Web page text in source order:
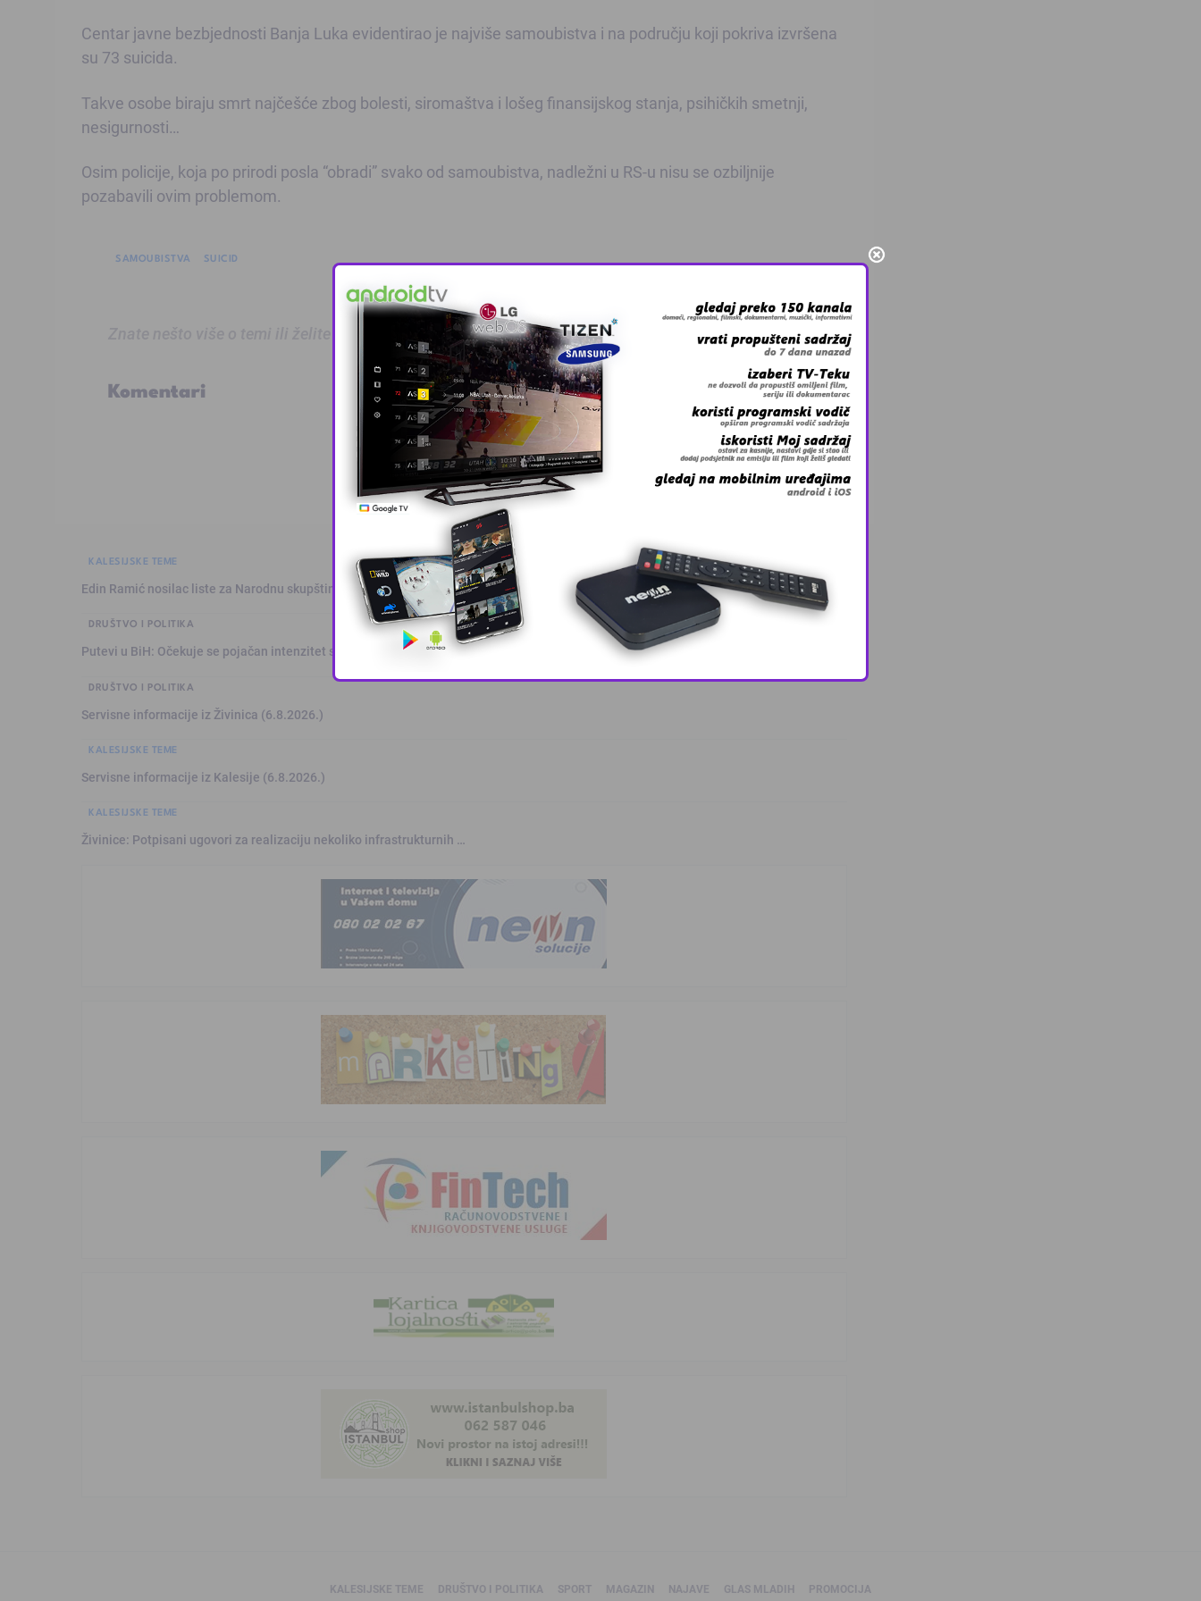
Centar javne bezbjednosti Banja Luka evidentirao je najviše samoubistva i na području koji pokriva izvršena
su 73 suicida.
Takve osobe biraju smrt najčešće zbog bolesti, siromaštva i lošeg finansijskog stanja, psihičkih smetnji,
nesigurnosti…
Osim policije, koja po prirodi posla “obradi” svako od samoubistva, nadležni u RS-u nisu se ozbiljnije
pozabavili ovim problemom.
SAMOUBISTVA SUICID
Znate nešto više o temi ili želite prijaviti grešku u tekstu?
Komentari
KALESIJSKE TEME
Edin Ramić nosilac liste za Narodnu skupštinu RS-a, Ramiz Salkić id …
DRUŠTVO I POLITIKA
Putevi u BiH: Očekuje se pojačan intenzitet saobraćaja
DRUŠTVO I POLITIKA
Servisne informacije iz Živinica (6.8.2026.)
KALESIJSKE TEME
Servisne informacije iz Kalesije (6.8.2026.)
KALESIJSKE TEME
Živinice: Potpisani ugovori za realizaciju nekoliko infrastrukturnih …
KALESIJSKE TEME DRUŠTVO I POLITIKA SPORT MAGAZIN NAJAVE GLAS MLADIH PROMOCIJA